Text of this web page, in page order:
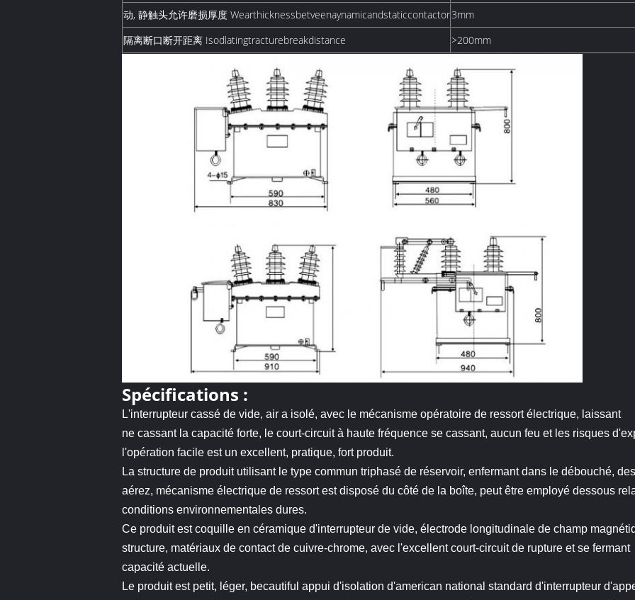
动, 静触头允许磨损厚度 Wearthicknessbetveenaynamicandstaticcontactor3mm
隔离断口断开距离 Isodlatingtracturebreakdistance
>200mm
Spécifications :
L'interrupteur cassé de vide, air a isolé, avec le mécanisme opératoire de ressort électrique, laissant
ne cassant la capacité forte, le court-circuit à haute fréquence se cassant, aucun feu et les risques
l'opération facile est un excellent, pratique, fort produit.
La structure de produit utilisant le type commun triphasé de réservoir, enfermant dans le débouché,
aérez, mécanisme électrique de ressort est disposé du côté de la boîte, peut être employé dessous
conditions environnementales dures.
Ce produit est coquille en céramique d'interrupteur de vide, électrode longitudinale de champ
structure, matériaux de contact de cuivre-chrome, avec l'excellent court-circuit de rupture et se fermant
capacité actuelle.
Le produit est petit, léger, becautiful appui d'isolation d'american national standard d'interrupteur